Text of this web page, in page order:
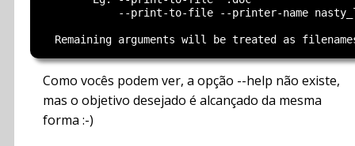
--print-to-file --printer-name
Como vocês podem ver, a opção --help não existe,
mas o objetivo desejado é alcançado da mesma
forma :-)